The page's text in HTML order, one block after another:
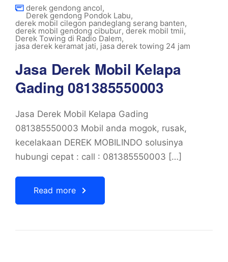
derek gendong ancol,
Derek gendong Pondok Labu,
derek mobil cilegon pandeglang serang banten,
derek mobil gendong cibubur, derek mobil tmii,
Derek Towing di Radio Dalem,
jasa derek keramat jati, jasa derek towing 24 jam
Jasa Derek Mobil Kelapa
Gading 081385550003
Jasa Derek Mobil Kelapa Gading
081385550003 Mobil anda mogok, rusak,
kecelakaan DEREK MOBILINDO solusinya
hubungi cepat : call : 081385550003 […]
Read more